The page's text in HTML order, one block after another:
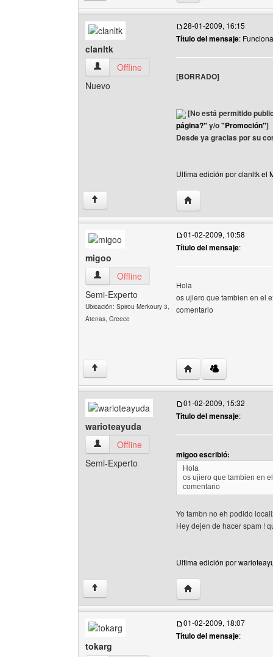
clanltk
clanltk Ver perfil del usuario
Offline
Nuevo
28-01-2009, 16:15
Título del mensaje:
[BORRADO]
[No está permitido
página?" y/o"Promoción"]
Desde ya gracias por su
Ultima edición por clanltk el
↑ Visitar sitio web del
migoo
migoo Ver perfil del usuario
Offline
Semi-Experto
Ubicación: Spirou Merkoury 3,
Atenas, Greece
01-02-2009, 10:58
Título del mensaje:
Hola
os ujiero que tambien en el
comentario
↑ Visitar sitio web del
warioteayuda
warioteayuda Ver perfil del usuario
Offline
Semi-Experto
01-02-2009, 15:32
Título del mensaje:
migoo escribió:
Hola
os ujiero que tambien en
comentario
Yo tambn no eh podido
Hey dejen de hacer spam !
Ultima edición por
↑ Visitar sitio web del
tokarg
01-02-2009, 18:07
Título del mensaje: